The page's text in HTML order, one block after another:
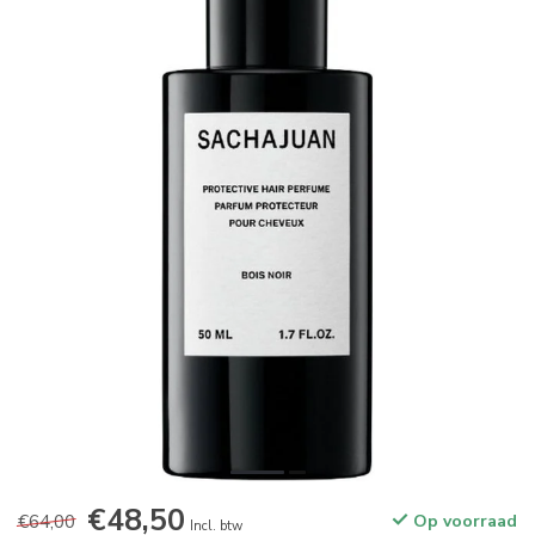
€64,00 €48,50 Incl. btw Op voorraad